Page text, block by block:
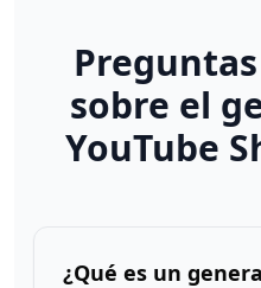
sobre el
YouTube
¿Qué es un